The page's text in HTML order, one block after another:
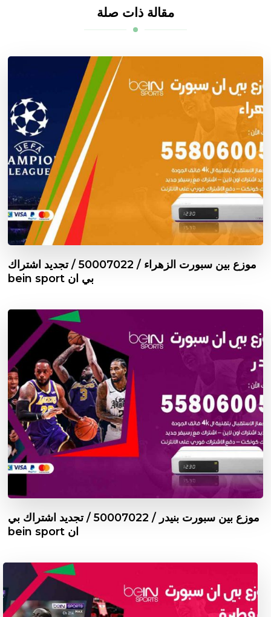
مقالة ذات صلة
موزع بين سبورت الزهراء / 50007022 / تجديد اشتراك
بي ان bein sport
موزع بين سبورت بنيدر / 50007022 / تجديد اشتراك بي
ان bein sport